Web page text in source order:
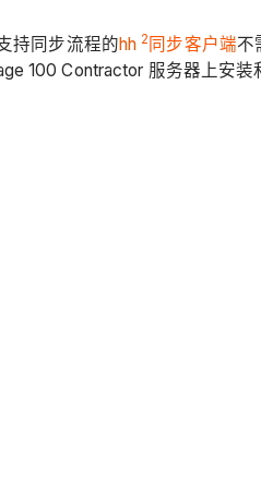
持同步流程的hh 2 同步客户端不
100 Contractor 服务器上安装